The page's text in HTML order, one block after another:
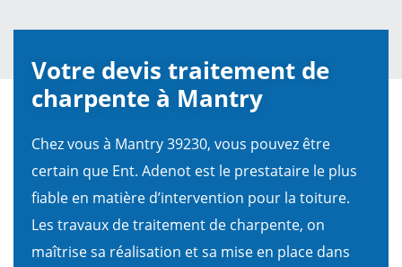
Votre devis traitement de
charpente à Mantry
Chez vous à Mantry 39230, vous pouvez être
certain que Ent. Adenot est le prestataire le plus
fiable en matière d’intervention pour la toiture.
Les travaux de traitement de charpente, on
maîtrise sa réalisation et sa mise en place dans